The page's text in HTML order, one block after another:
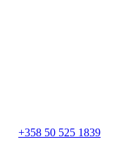
+358 50 525 1839